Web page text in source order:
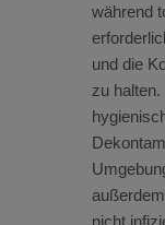
während
und die
zu
nicht